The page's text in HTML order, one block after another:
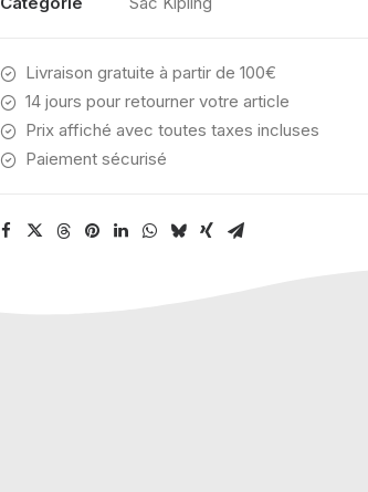
Livraison gratuite à partir de 100€
14 jours pour retourner votre article
Prix affiché avec toutes taxes incluses
Paiement sécurisé